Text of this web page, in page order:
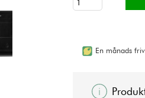
En månads